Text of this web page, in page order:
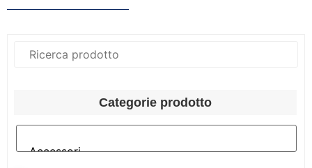
Categorie prodotto